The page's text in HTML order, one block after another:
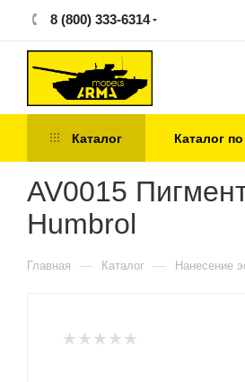
8 (800) 333-6314
Каталог Каталог
AV0015
Humbrol
Главная — Каталог — Нанесение